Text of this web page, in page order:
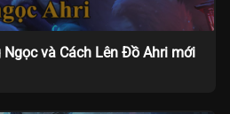
và Cách Lên Đồ Ahri mới